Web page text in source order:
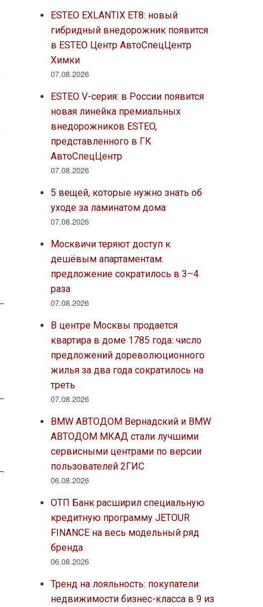
ESTEO EXLANTIX ET8: новый
гибридный внедорожник появится
в ESTEO Центр АвтоСпецЦентр
Химки
07.08.2026
ESTEO V-серия: в России появится
новая линейка премиальных
внедорожников ESTEO,
представленного в ГК
АвтоСпецЦентр
07.08.2026
5 вещей, которые нужно знать об
уходе за ламинатом дома
07.08.2026
Москвичи теряют доступ к
дешёвым апартаментам:
предложение сократилось в 3–4
раза
07.08.2026
В центре Москвы продается
квартира в доме 1785 года: число
предложений дореволюционного
жилья за два года сократилось на
треть
07.08.2026
BMW АВТОДОМ Вернадский и BMW
АВТОДОМ МКАД стали лучшими
сервисными центрами по версии
пользователей 2ГИС
06.08.2026
ОТП Банк расширил специальную
кредитную программу JETOUR
FINANCE на весь модельный ряд
бренда
06.08.2026
Тренд на лояльность: покупатели
недвижимости бизнес-класса в 9 из